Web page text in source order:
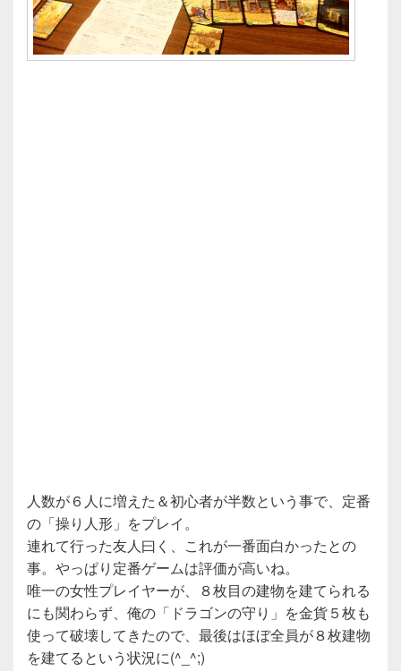
人数が６人に増えた＆初心者が半数という事で、定番
の「操り人形」をプレイ。
連れて行った友人曰く、これが一番面白かったとの
事。やっぱり定番ゲームは評価が高いね。
唯一の女性プレイヤーが、８枚目の建物を建てられる
にも関わらず、俺の「ドラゴンの守り」を金貨５枚も
使って破壊してきたので、最後はほぼ全員が８枚建物
を建てるという状況に(^_^;)